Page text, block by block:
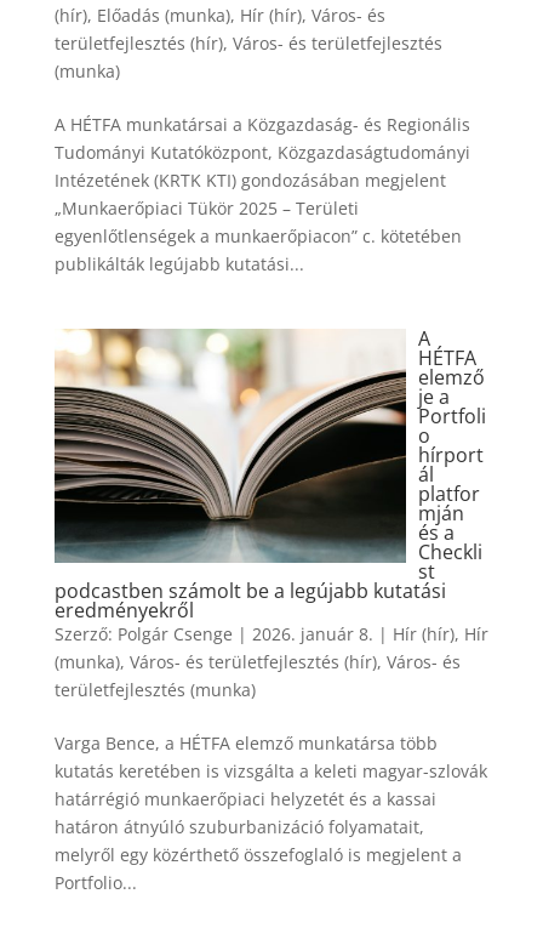
(hír), Előadás (munka), Hír (hír), Város- és
területfejlesztés (hír), Város- és területfejlesztés
(munka)
A HÉTFA munkatársai a Közgazdaság- és Regionális
Tudományi Kutatóközpont, Közgazdaságtudományi
Intézetének (KRTK KTI) gondozásában megjelent
„Munkaerőpiaci Tükör 2025 – Területi
egyenlőtlenségek a munkaerőpiacon” c. kötetében
publikálták legújabb kutatási...
A
HÉTFA
elemző
je a
Portfoli
o
hírport
ál
platfor
mján
és a
Checkli
st
podcastben számolt be a legújabb kutatási
eredményekről
Szerző: Polgár Csenge | 2026. január 8. | Hír (hír), Hír
(munka), Város- és területfejlesztés (hír), Város- és
területfejlesztés (munka)
Varga Bence, a HÉTFA elemző munkatársa több
kutatás keretében is vizsgálta a keleti magyar-szlovák
határrégió munkaerőpiaci helyzetét és a kassai
határon átnyúló szuburbanizáció folyamatait,
melyről egy közérthető összefoglaló is megjelent a
Portfolio...